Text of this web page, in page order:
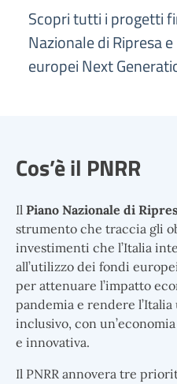
Scopri tutti i progetti
Nazionale di Ripresa
europei Next
Cos’è il PNRR
Il Piano Nazionale di
strumento che traccia gli
investimenti che l’Italia
all’utilizzo dei fondi
per attenuare l’impatto
pandemia e rendere
inclusivo, con
e innovativa.
Il PNRR annovera tre